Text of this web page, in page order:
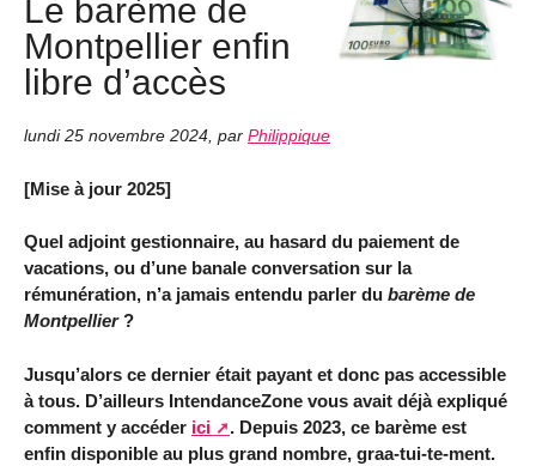
Le barème de
Montpellier enfin
libre d’accès
lundi 25 novembre 2024 par Philippique
[Mise à jour 2025]
Quel adjoint gestionnaire, au hasard du paiement de
vacations, ou d’une banale conversation sur la
rémunération, n’a jamais entendu parler du barème de
Montpellier?
Jusqu’alors ce dernier était payant et donc pas accessible
à tous. D’ailleurs IntendanceZone vous avait déjà expliqué
comment y accéder ici
. Depuis 2023, ce barème est
enfin disponible au plus grand nombre, graa-tui-te-ment.